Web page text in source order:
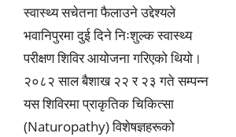
स्वास्थ्य सचेतना फैलाउने उद्देश्यले
भवानिपुरमा दुई दिने निःशुल्क स्वास्थ्य
परीक्षण शिविर आयोजना गरिएको थियो।
२०८२ साल बैशाख २२ र २३ गते सम्पन्न
यस शिविरमा प्राकृतिक चिकित्सा
(Naturopathy) विशेषज्ञहरूको